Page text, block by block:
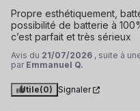
Propre esthétiquement,
possibilité de batterie à
c’est parfait et très sérieux
Avis du 21/07/2026 , suite à
par Emmanuel Q.
Utile(0) Signaler